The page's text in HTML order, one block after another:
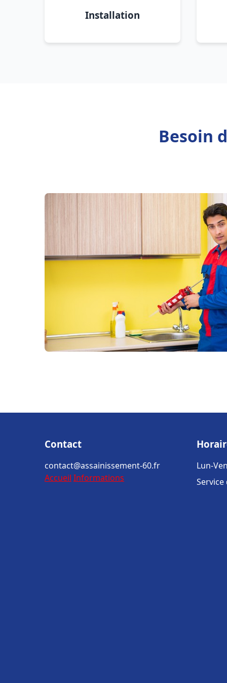
Installation
Besoin
Contact
contact@assainissement-60.fr
Accueil Informations
Lun-